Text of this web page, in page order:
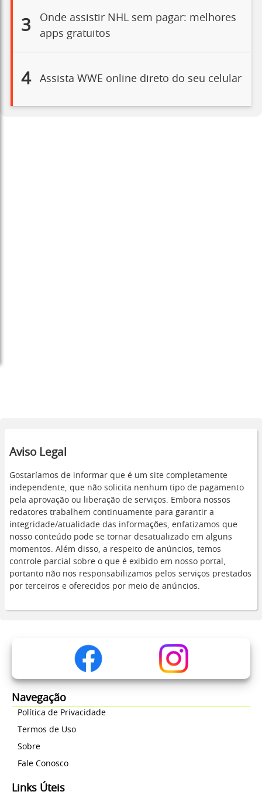
3
Onde assistir NHL sem pagar: melhores
apps gratuitos
4 Assista WWE online direto do seu celular
Aviso Legal
Gostaríamos de informar que é um site completamente
independente, que não solicita nenhum tipo de pagamento
pela aprovação ou liberação de serviços. Embora nossos
redatores trabalhem continuamente para garantir a
integridade/atualidade das informações, enfatizamos que
nosso conteúdo pode se tornar desatualizado em alguns
momentos. Além disso, a respeito de anúncios, temos
controle parcial sobre o que é exibido em nosso portal,
portanto não nos responsabilizamos pelos serviços prestados
por terceiros e oferecidos por meio de anúncios.
Navegação
Política de Privacidade
Termos de Uso
Sobre
Fale Conosco
Links Úteis